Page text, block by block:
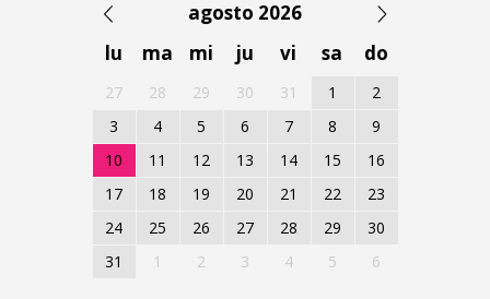
agosto 2026
lu
ma mi ju vi sa do
27 28 29 30 31 1
2
3
4 5 6 7 8
9
10
11 12 13 14 15
16
17
18 19 20 21 22
23
24
25 26 27 28 29
30
31
1 2 3 4 5 6